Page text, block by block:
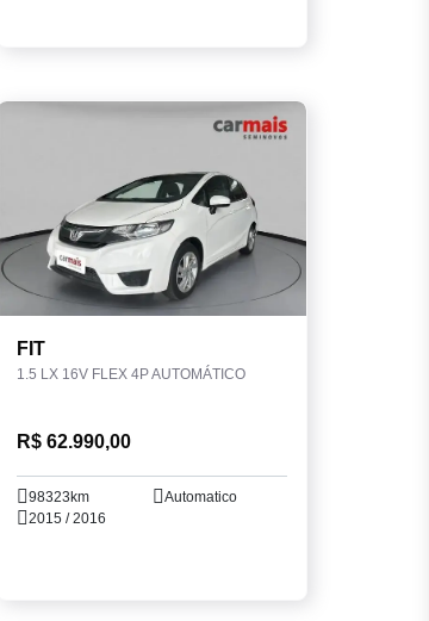
FIT
1.5 LX 16V FLEX 4P AUTOMÁTICO
R$ 62.990,00
98323km
Automatico
2015 / 2016